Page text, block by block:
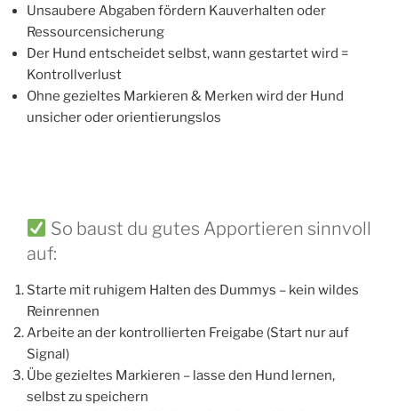
Unsaubere Abgaben fördern Kauverhalten oder
Ressourcensicherung
Der Hund entscheidet selbst, wann gestartet wird =
Kontrollverlust
Ohne gezieltes Markieren & Merken wird der Hund
unsicher oder orientierungslos
So baust du gutes Apportieren sinnvoll
auf:
Starte mit ruhigem Halten des Dummys – kein wildes
Reinrennen
Arbeite an der kontrollierten Freigabe (Start nur auf
Signal)
Übe gezieltes Markieren – lasse den Hund lernen,
selbst zu speichern